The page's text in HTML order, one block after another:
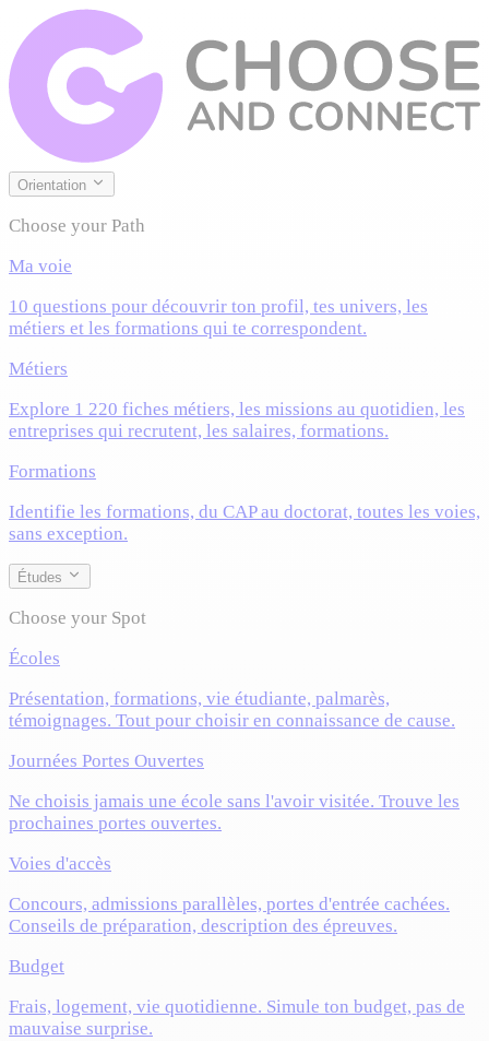
Orientation
Choose your Path
Ma voie
10 questions pour découvrir ton profil, tes univers, les
métiers et les formations qui te correspondent.
Métiers
Explore 1 220 fiches métiers, les missions au quotidien, les
entreprises qui recrutent, les salaires, formations.
Formations
Identifie les formations, du CAP au doctorat, toutes les voies,
sans exception.
Études
Choose your Spot
Écoles
Présentation, formations, vie étudiante, palmarès,
témoignages. Tout pour choisir en connaissance de cause.
Journées Portes Ouvertes
Ne choisis jamais une école sans l'avoir visitée. Trouve les
prochaines portes ouvertes.
Voies d'accès
Concours, admissions parallèles, portes d'entrée cachées.
Conseils de préparation, description des épreuves.
Budget
Frais, logement, vie quotidienne. Simule ton budget, pas de
mauvaise surprise.